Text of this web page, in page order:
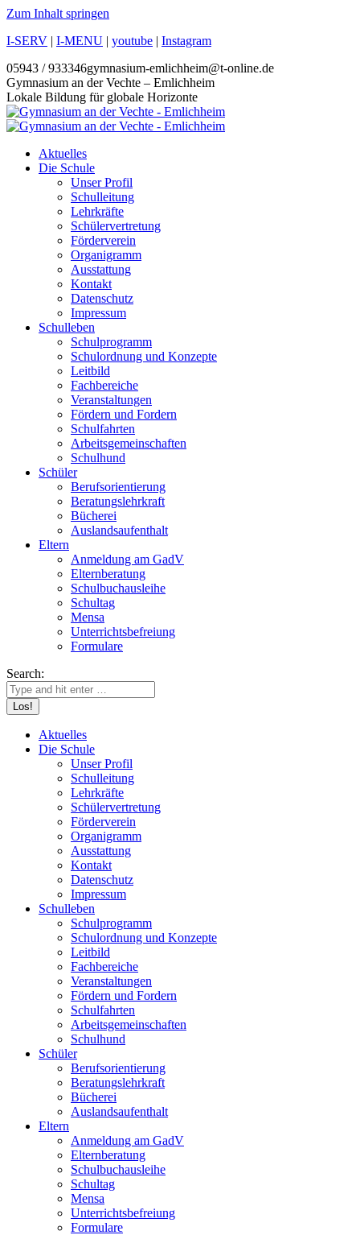
Zum Inhalt springen
I-SERV | I-MENU | youtube | Instagram
05943 / 933346gymnasium-emlichheim@t-online.de
Gymnasium an der Vechte – Emlichheim
Lokale Bildung für globale Horizonte
Aktuelles
Die Schule
Unser Profil
Schulleitung
Lehrkräfte
Schülervertretung
Förderverein
Organigramm
Ausstattung
Kontakt
Datenschutz
Impressum
Schulleben
Schulprogramm
Schulordnung und Konzepte
Leitbild
Fachbereiche
Veranstaltungen
Fördern und Fordern
Schulfahrten
Arbeitsgemeinschaften
Schulhund
Schüler
Berufsorientierung
Beratungslehrkraft
Bücherei
Auslandsaufenthalt
Eltern
Anmeldung am GadV
Elternberatung
Schulbuchausleihe
Schultag
Mensa
Unterrichtsbefreiung
Formulare
Search:
Aktuelles
Die Schule
Unser Profil
Schulleitung
Lehrkräfte
Schülervertretung
Förderverein
Organigramm
Ausstattung
Kontakt
Datenschutz
Impressum
Schulleben
Schulprogramm
Schulordnung und Konzepte
Leitbild
Fachbereiche
Veranstaltungen
Fördern und Fordern
Schulfahrten
Arbeitsgemeinschaften
Schulhund
Schüler
Berufsorientierung
Beratungslehrkraft
Bücherei
Auslandsaufenthalt
Eltern
Anmeldung am GadV
Elternberatung
Schulbuchausleihe
Schultag
Mensa
Unterrichtsbefreiung
Formulare